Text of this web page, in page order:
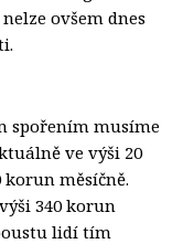
ovšem dnes
spořením musíme
ve výši 20
korun měsíčně.
340 korun
lidí tím